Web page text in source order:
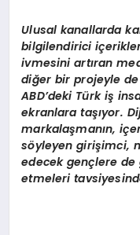
Ulusal kanallarda
bilgilendirici
ivmesini artıran
diğer bir projeyle
ABD’deki Türk iş
ekranlara taşıyor.
markalaşmanın,
söyleyen girişimci,
edecek gençlere
etmeleri